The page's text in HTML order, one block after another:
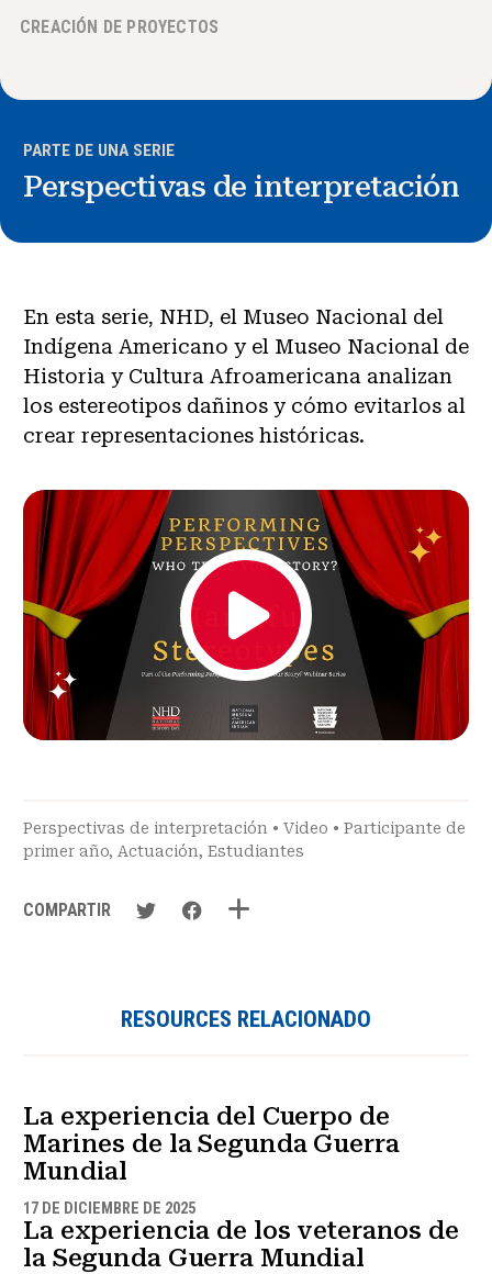
Noticias y Eventos
Acerca de NHD
CREACIÓN DE PROYECTOS
PARTE DE UNA SERIE
Perspectivas de interpretación
En esta serie, NHD, el Museo Nacional del
Indígena Americano y el Museo Nacional de
Historia y Cultura Afroamericana analizan
los estereotipos dañinos y cómo evitarlos al
crear representaciones históricas.
Perspectivas de interpretación • Video • Participante de
primer año, Actuación, Estudiantes
COMPARTIR
RESOURCES RELACIONADO
La experiencia del Cuerpo de
Marines de la Segunda Guerra
Mundial
17 DE DICIEMBRE DE 2025
La experiencia de los veteranos de
la Segunda Guerra Mundial